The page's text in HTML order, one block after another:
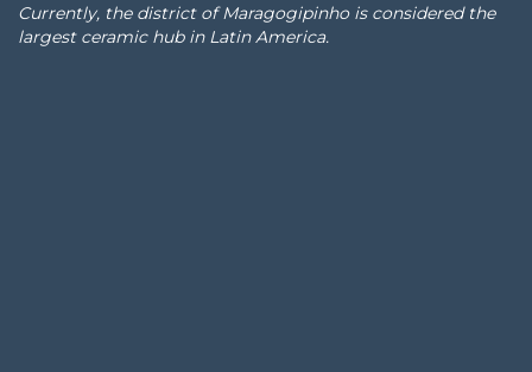
Currently, the district of Maragogipinho is considered the
largest ceramic hub in Latin America.